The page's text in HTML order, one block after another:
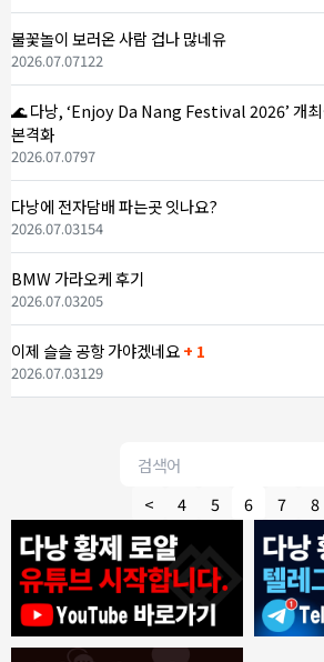
불꽃놀이 보러온 사람 겁나 많네유
2026.07.07122
🌊 다낭, ‘Enjoy Da Nang Festival 2026’ 개
본격화
2026.07.0797
다낭에 전자담배 파는곳 잇나요?
2026.07.03154
BMW 가라오케 후기
2026.07.03205
이제 슬슬 공항 가야겠네요+ 1
2026.07.03129
< 4 5 6 7 8